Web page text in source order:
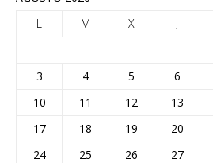
L
M X J
3
4 5 6
10
11 12 13
17
18 19 20
24
25 26 27